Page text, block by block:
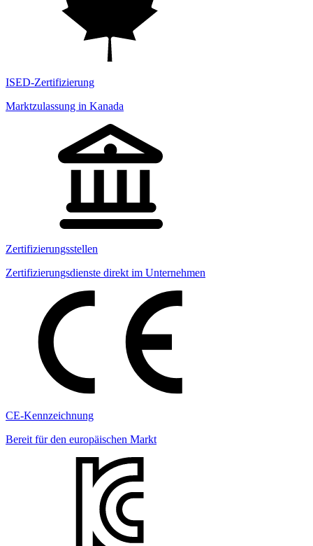
ISED-Zertifizierung
Marktzulassung in Kanada
Zertifizierungsstellen
Zertifizierungsdienste direkt im Unternehmen
CE-Kennzeichnung
Bereit für den europäischen Markt